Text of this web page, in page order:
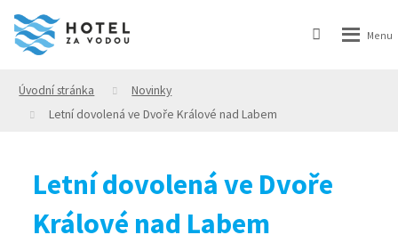
Úvodní stránka
Novinky
Letní dovolená ve Dvoře Králové nad Labem
Letní dovolená ve Dvoře
Králové nad Labem